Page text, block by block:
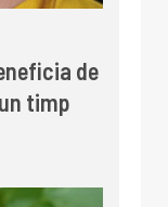
de
timp